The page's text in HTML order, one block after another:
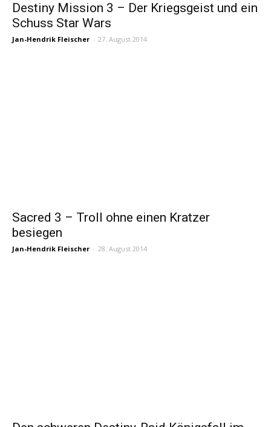
Destiny Mission 3 – Der Kriegsgeist und ein
Schuss Star Wars
Jan-Hendrik Fleischer - 27. August 2014
Sacred 3 – Troll ohne einen Kratzer
besiegen
Jan-Hendrik Fleischer - 28. August 2014